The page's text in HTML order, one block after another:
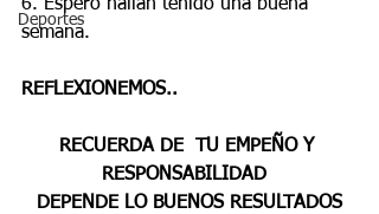
Deportes
6. Espero hallan tenido una buena
semana.
REFLEXIONEMOS..
RECUERDA DE  TU EMPEÑO Y
RESPONSABILIDAD
DEPENDE LO BUENOS RESULTADOS